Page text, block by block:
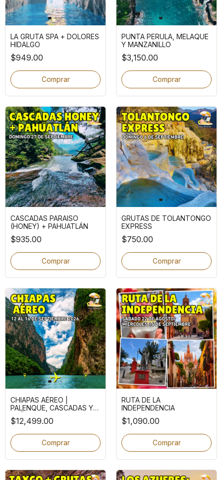
LA GRUTA SPA + DOLORES
HIDALGO
$949.00
Comprar
PUNTA PERULA, MELAQUE
Y MANZANILLO
$3,150.00
Comprar
CASCADAS PARAISO
(HONEY) + PAHUATLÁN
$935.00
Comprar
GRUTAS DE TOLANTONGO
EXPRESS
$750.00
Comprar
CHIAPAS AÉREO |
PALENQUE, CASCADAS Y
CAÑON DEL SUMIDERO
$12,499.00
Comprar
RUTA DE LA
INDEPENDENCIA
$1,090.00
Comprar